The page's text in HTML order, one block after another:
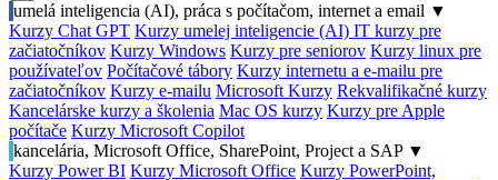
umelá inteligencia (AI), práca s počítačom, internet a email ▼
Kurzy Chat GPT Kurzy umelej inteligencie (AI) IT kurzy pre
začiatočníkov Kurzy Windows Kurzy pre seniorov Kurzy linux pre
používateľov Počítačové tábory Kurzy internetu a e-mailu pre
začiatočníkov Kurzy e-mailu Microsoft Kurzy Rekvalifikačné kurzy
Kancelárske kurzy a školenia Mac OS kurzy Kurzy pre Apple
počítače Kurzy Microsoft Copilot
kancelária, Microsoft Office, SharePoint, Project a SAP ▼
Kurzy Power BI Kurzy Microsoft Office Kurzy PowerPoint,